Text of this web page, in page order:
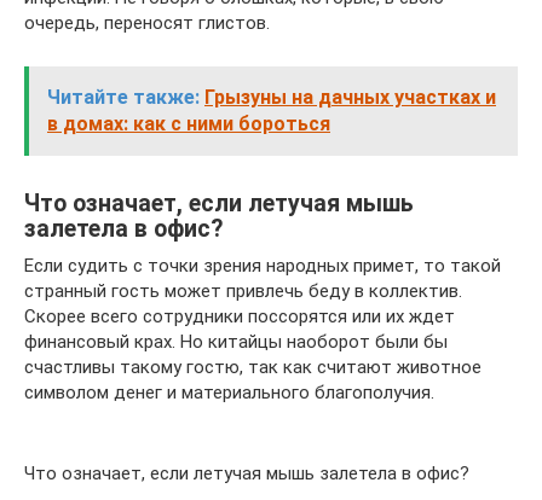
очередь, переносят глистов.
Читайте также: Грызуны на дачных участках и
в домах: как с ними бороться
Что означает, если летучая мышь
залетела в офис?
Если судить с точки зрения народных примет, то такой
странный гость может привлечь беду в коллектив.
Скорее всего сотрудники поссорятся или их ждет
финансовый крах. Но китайцы наоборот были бы
счастливы такому гостю, так как считают животное
символом денег и материального благополучия.
Что означает, если летучая мышь залетела в офис?